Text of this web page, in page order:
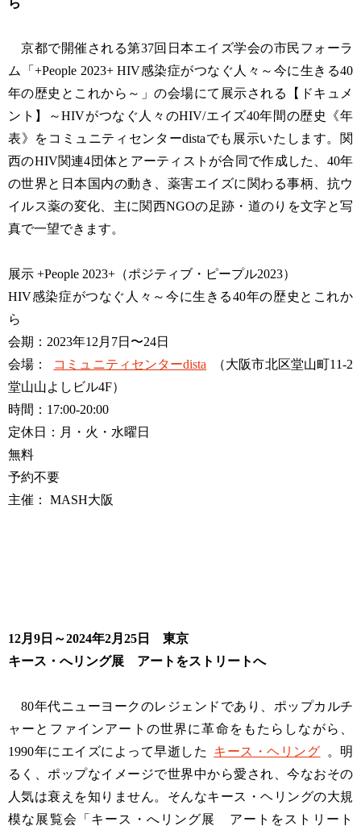
京都で開催される第37回日本エイズ学会の市民フォーラ
ム「+People 2023+ HIV感染症がつなぐ人々～今に生きる40
年の歴史とこれから～」の会場にて展示される【ドキュメ
ント】～HIVがつなぐ人々のHIV/エイズ40年間の歴史《年
表》をコミュニティセンターdistaでも展示いたします。関
西のHIV関連4団体とアーティストが合同で作成した、40年
の世界と日本国内の動き、薬害エイズに関わる事柄、抗ウ
イルス薬の変化、主に関西NGOの足跡・道のりを文字と写
真で一望できます。
展示 +People 2023+（ポジティブ・ピープル2023）
HIV感染症がつなぐ人々～今に生きる40年の歴史とこれか
ら
会期：2023年12月7日〜24日
会場：
コミュニティセンターdista
（大阪市北区堂山町11-2
堂山山よしビル4F）
時間：17:00-20:00
定休日：月・火・水曜日
無料
予約不要
主催： MASH大阪
12月9日～2024年2月25日 東京
キース・へリング展 アートをストリートへ
80年代ニューヨークのレジェンドであり、ポップカルチ
ャーとファインアートの世界に革命をもたらしながら、
1990年にエイズによって早逝した
キース・ヘリング
。明
るく、ポップなイメージで世界中から愛され、今なおその
人気は衰えを知りません。そんなキース・ヘリングの大規
模な展覧会「キース・へリング展 アートをストリート